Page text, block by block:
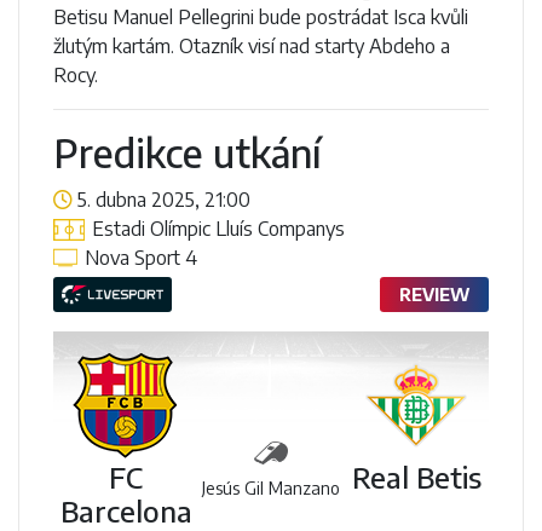
Betisu Manuel Pellegrini bude postrádat Isca kvůli
žlutým kartám. Otazník visí nad starty Abdeho a
Rocy.
Predikce utkání
5. dubna 2025, 21:00
Estadi Olímpic Lluís Companys
Nova Sport 4
REVIEW
FC
Barcelona
Jesús Gil Manzano Real Betis